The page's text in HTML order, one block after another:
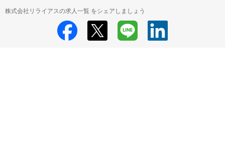
株式会社リライアスの求人一覧 をシェアしましょう